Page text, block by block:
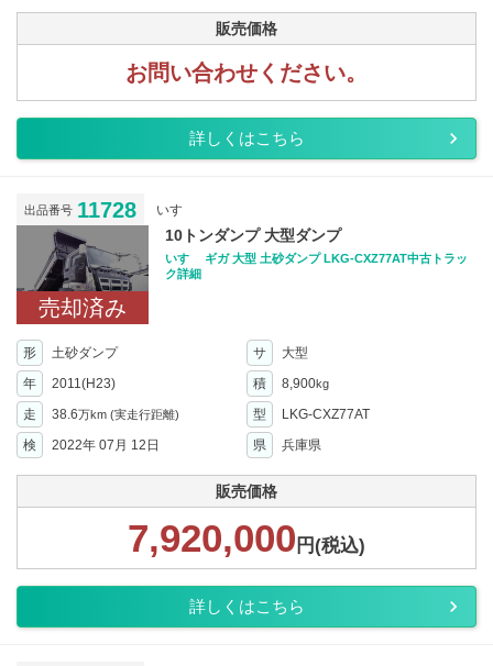
販売価格
お問い合わせください。
詳しくはこちら
出品番号 11728 いすゞ
売却済み
10トンダンプ 大型ダンプ
いすゞ ギガ 大型 土砂ダンプ LKG-CXZ77AT中古トラッ
ク詳細
形 土砂ダンプ サ
大型
年
2011(H23) 積 8,900kg
走 38.6万km (実走行距離) 型
LKG-CXZ77AT
検
2022年 07月 12日 県 兵庫県
販売価格
7,920,000 円(税込)
詳しくはこちら